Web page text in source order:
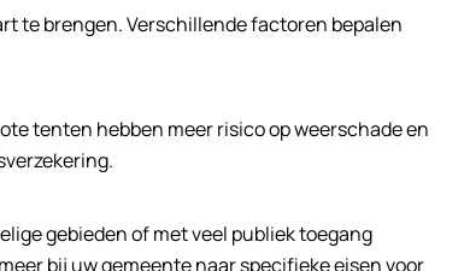
te brengen. Verschillende factoren bepalen
tenten hebben meer risico op weerschade en
gebieden of met veel publiek toegang
bij uw gemeente naar specifieke eisen voor